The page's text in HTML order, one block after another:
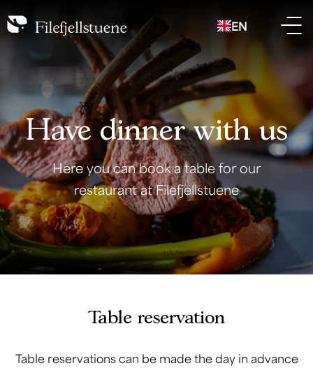
EN
Have dinner with us
Here you can book a table for our
restaurant at Filefjellstuene
Table reservation
Table reservations can be made the day in advance